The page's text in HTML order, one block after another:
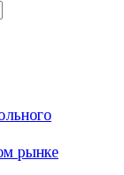
рынке